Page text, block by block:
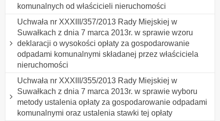
komunalnych od właścicieli nieruchomości
Uchwała nr XXXIII/357/2013 Rady Miejskiej w
Suwałkach z dnia 7 marca 2013r. w sprawie wzoru
deklaracji o wysokości opłaty za gospodarowanie
odpadami komunalnymi składanej przez właściciela
nieruchomości
Uchwała nr XXXIII/355/2013 Rady Miejskiej w
Suwałkach z dnia 7 marca 2013r. w sprawie wyboru
metody ustalenia opłaty za gospodarowanie odpadami
komunalnymi oraz ustalenia stawki tej opłaty